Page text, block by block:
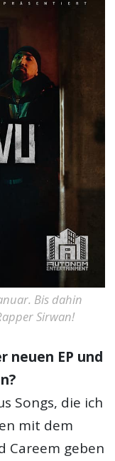
Bis dahin
Sirwan!
neuen EP und
Songs, die ich
mit dem
Careem geben